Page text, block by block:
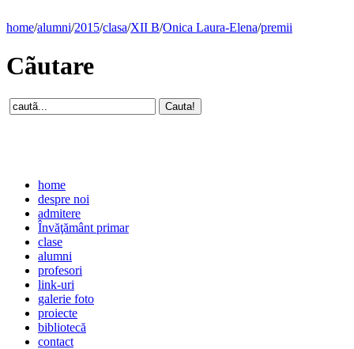
home/alumni/2015/clasa/XII B/Onica Laura-Elena/premii
Cãutare
home
despre noi
admitere
Învăţământ primar
clase
alumni
profesori
link-uri
galerie foto
proiecte
bibliotecă
contact